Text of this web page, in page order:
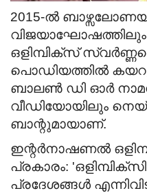
2015-ല്‍
ഒളിമ്പിക്സ്
പൊഡിയത്തില്‍
ബാലണ്‍ ഡി ഓര്‍
വീഡിയോയിലും
ബാന്റുമായാണ്.
ഇന്റര്‍നാഷണല്‍
പ്രകാരം:
പ്രദേശങ്ങള്‍